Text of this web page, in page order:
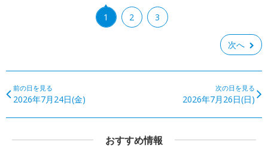
1 2 3
次へ
前の日を見る
2026年7月24日(金)
次の日を見る
2026年7月26日(日)
おすすめ情報